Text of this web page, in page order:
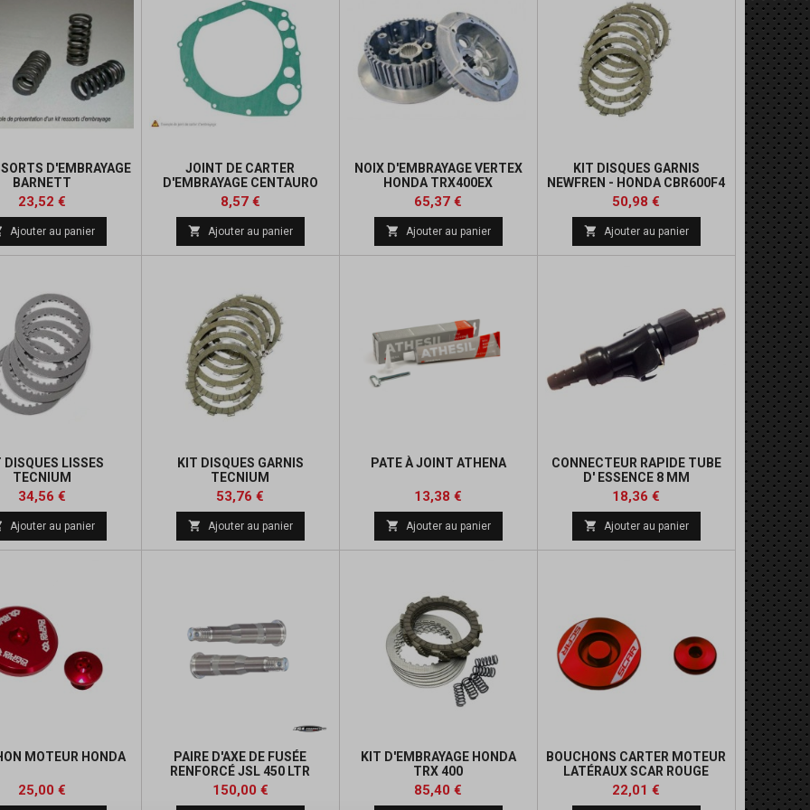
D'EMBRAYAGE
BARNETT
Prix
23,52 €
base
Ajouter au panier
JOINT DE CARTER
D'EMBRAYAGE CENTAURO
Prix
8,57 €Prix
base
 Ajouter au panier
NOIX D'EMBRAYAGE VERTEX
HONDA TRX400EX
Prix
65,37 €
base
 Ajouter au panier
KIT DISQUES GARNIS
NEWFREN - HONDA CBR600F4
Prix
50,98 €
base
 Ajouter au panier
DISQUES LISSES
TECNIUM
Prix
34,56 €
base
Ajouter au panier
KIT DISQUES GARNIS
TECNIUM
Prix
53,76 €
base
 Ajouter au panier
PATE À JOINT ATHENA
Prix
13,38 €
base
 Ajouter au panier
CONNECTEUR RAPIDE TUBE
D' ESSENCE 8 MM
Prix
18,36 €
base
 Ajouter au panier
MOTEUR HONDA
Prix
25,00 €
PAIRE D'AXE DE FUSÉE
RENFORCÉ JSL 450 LTR
Prix
150,00 €
KIT D'EMBRAYAGE HONDA
TRX 400
Prix
85,40 €
BOUCHONS CARTER MOTEUR
LATÉRAUX SCAR ROUGE
HONDA
Prix
22,01 €